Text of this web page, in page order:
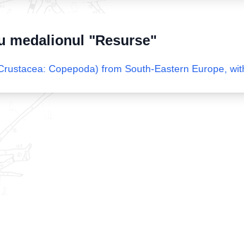
medalionul "Resurse"
Copepoda) from South-Eastern Europe,